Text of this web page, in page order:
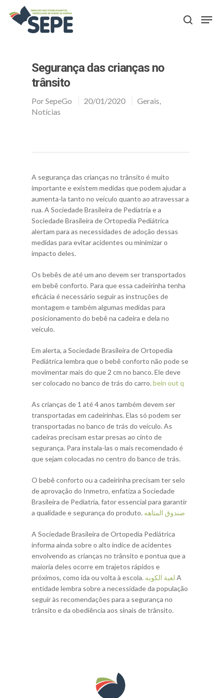
Segurança das crianças no
trânsito
PorSepeGo 20/01/2020 Gerais,
Notícias
A segurança das crianças no trânsito é muito
importante e existem medidas que podem ajudar a
aumenta-la tanto no veículo quanto ao atravessar a
rua. A Sociedade Brasileira de Pediatria e a
Sociedade Brasileira de Ortopedia Pediátrica
alertam para as necessidades de adoção dessas
medidas para evitar acidentes ou minimizar o
impacto deles.
Os bebês de até um ano devem ser transportados
em bebê conforto. Para que essa cadeirinha tenha
eficácia é necessário seguir as instruções de
montagem e também algumas medidas para
posicionamento do bebê na cadeira e dela no
veículo.
Em alerta, a Sociedade Brasileira de Ortopedia
Pediátrica lembra que o bebê conforto não pode se
movimentar mais do que 2 cm no banco. Ele deve
ser colocado no banco de trás do carro. bein out q
As crianças de 1 até 4 anos também devem ser
transportadas em cadeirinhas. Elas só podem ser
transportadas no banco de trás do veículo. As
cadeiras precisam estar presas ao cinto de
segurança. Para instala-las o mais recomendado é
que sejam colocadas no centro do banco de trás.
O bebê conforto ou a cadeirinha precisam ter selo
de aprovação do Inmetro, enfatiza a Sociedade
Brasileira de Pediatria, fator essencial para garantir
a qualidade e segurança do produto. صندوق المتاهه
A Sociedade Brasileira de Ortopedia Pediátrica
informa ainda sobre o alto índice de acidentes
envolvendo as crianças no trânsito e pontua que a
maioria deles ocorre em trajetos rápidos e
próximos, como ida ou volta à escola. لعبة الكوبه A
entidade lembra sobre a necessidade da população
seguir às recomendações para a segurança no
trânsito e da obediência aos sinais de trânsito.